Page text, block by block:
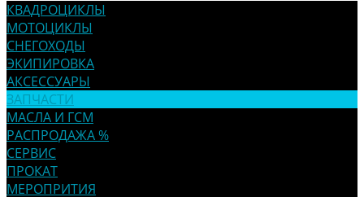
КВАДРОЦИКЛЫ
МОТОЦИКЛЫ
СНЕГОХОДЫ
ЭКИПИРОВКА
АКСЕССУАРЫ
ЗАПЧАСТИ
МАСЛА И ГСМ
РАСПРОДАЖА %
СЕРВИС
ПРОКАТ
МЕРОПРИТИЯ